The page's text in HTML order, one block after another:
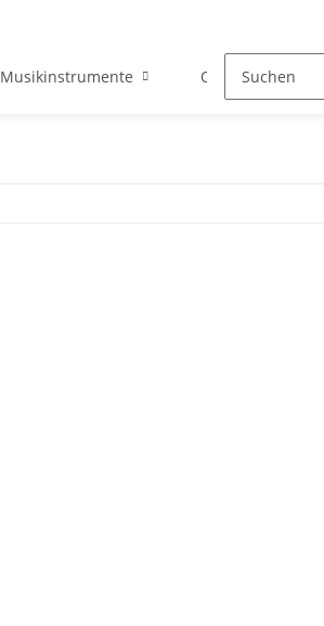
Musikinstrumente Oktoberfest